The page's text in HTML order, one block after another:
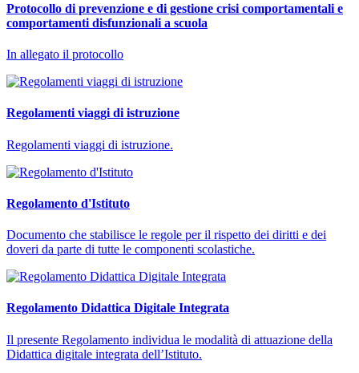
Protocollo di prevenzione e di gestione crisi comportamentali e
comportamenti disfunzionali a scuola
In allegato il protocollo
Regolamenti viaggi di istruzione
Regolamenti viaggi di istruzione.
Regolamento d'Istituto
Documento che stabilisce le regole per il rispetto dei diritti e dei
doveri da parte di tutte le componenti scolastiche.
Regolamento Didattica Digitale Integrata
Il presente Regolamento individua le modalità di attuazione della
Didattica digitale integrata dell’Istituto.